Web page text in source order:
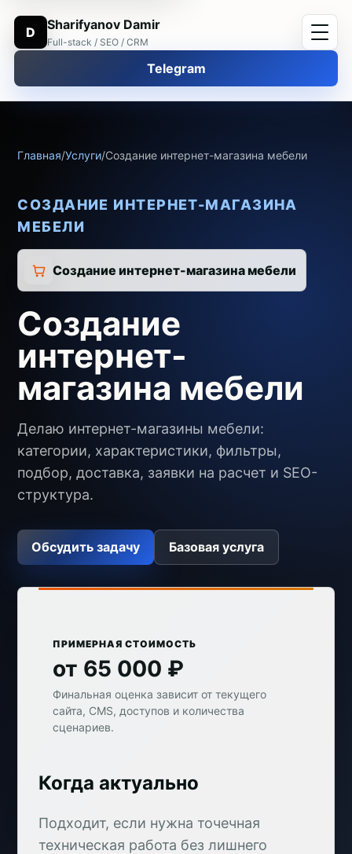
D Sharifyanov Damir
Full-stack / SEO / CRM
Telegram
Главная/Услуги/Создание интернет-магазина мебели
СОЗДАНИЕ ИНТЕРНЕТ-МАГАЗИНА
МЕБЕЛИ
Создание интернет-магазина мебели
Создание
интернет-
магазина мебели
Делаю интернет-магазины мебели:
категории, характеристики, фильтры,
подбор, доставка, заявки на расчет и SEO-
структура.
Обсудить задачу Базовая услуга
ПРИМЕРНАЯ СТОИМОСТЬ
от 65 000 ₽
Финальная оценка зависит от текущего
сайта, CMS, доступов и количества
сценариев.
Когда актуально
Подходит, если нужна точечная
техническая работа без лишнего